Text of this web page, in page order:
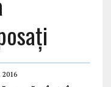
2016